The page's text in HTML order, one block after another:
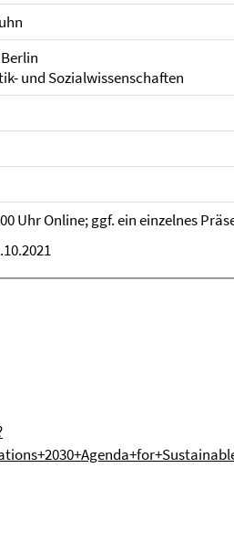
und Sozialwissenschaften
Uhr Online; ggf. ein einzelnes